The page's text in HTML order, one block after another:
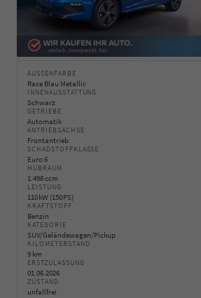
AUSSENFARBE
Race Blau Metallic
INNENAUSSTATTUNG
Schwarz
GETRIEBE
Automatik
ANTRIEBSACHSE
Frontantrieb
SCHADSTOFFKLASSE
Euro 6
HUBRAUM
1.498 ccm
LEISTUNG
110 kW (150 PS)
KRAFTSTOFF
Benzin
KATEGORIE
SUV/Geländewagen/Pickup
KILOMETERSTAND
9 km
ERSTZULASSUNG
01.06.2026
ZUSTAND
unfallfrei